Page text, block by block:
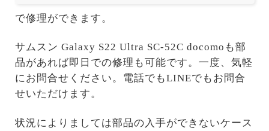
で修理ができます。
サムスン Galaxy S22 Ultra SC-52C docomoも部
品があれば即日での修理も可能です。一度、気軽
にお問合せください。電話でもLINEでもお問合
せいただけます。
状況によりましては部品の入手ができないケース